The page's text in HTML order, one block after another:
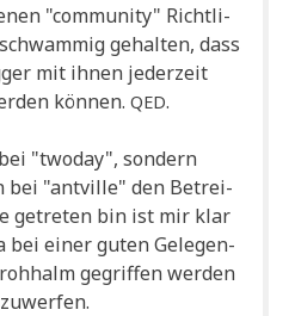
"com­mu­ni­ty" Richt­li­
gehal­ten, dass
mit ihnen jeder­zeit
kön­nen.QED.
"two­day", son­dern
bei "ant­ville" den Betrei­
getre­ten bin ist mir klar
bei einer guten Gele­gen­
gegrif­fen wer­den